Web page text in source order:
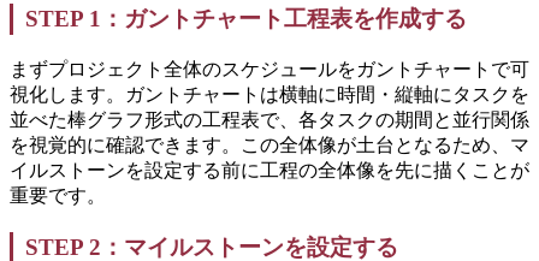
STEP 1：ガントチャート工程表を作成する
まずプロジェクト全体のスケジュールをガントチャートで可
視化します。ガントチャートは横軸に時間・縦軸にタスクを
並べた棒グラフ形式の工程表で、各タスクの期間と並行関係
を視覚的に確認できます。この全体像が土台となるため、マ
イルストーンを設定する前に工程の全体像を先に描くことが
重要です。
STEP 2：マイルストーンを設定する